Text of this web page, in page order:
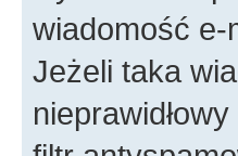
wiadomość e-
Jeżeli taka